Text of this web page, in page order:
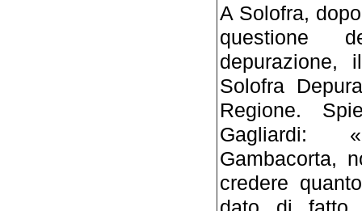
A Solofra,
questione
depurazione,
Solofra
Regione.
Gagliardi:
Gambacorta,
credere